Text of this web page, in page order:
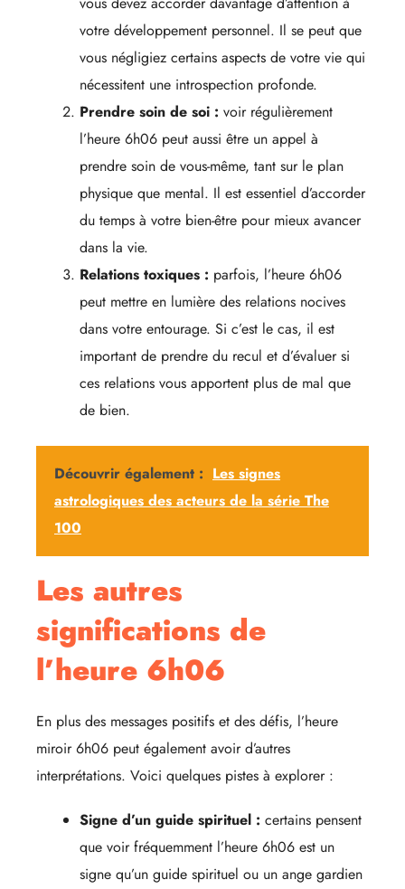
votre développement personnel. Il se peut que
vous négligiez certains aspects de votre vie qui
nécessitent une introspection profonde.
Prendre soin de soi : voir régulièrement
l’heure 6h06 peut aussi être un appel à
prendre soin de vous-même, tant sur le plan
physique que mental. Il est essentiel d’accorder
du temps à votre bien-être pour mieux avancer
dans la vie.
Relations toxiques : parfois, l’heure 6h06
peut mettre en lumière des relations nocives
dans votre entourage. Si c’est le cas, il est
important de prendre du recul et d’évaluer si
ces relations vous apportent plus de mal que
de bien.
Découvrir également : Les signes
astrologiques des acteurs de la série The
100
Les autres
significations de
l’heure 6h06
En plus des messages positifs et des défis, l’heure
miroir 6h06 peut également avoir d’autres
interprétations. Voici quelques pistes à explorer :
Signe d’un guide spirituel : certains pensent
que voir fréquemment l’heure 6h06 est un
signe qu’un guide spirituel ou un ange gardien